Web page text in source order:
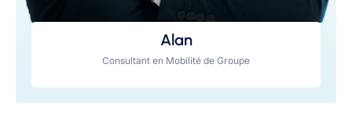
Alan
Consultant en Mobilité de Groupe